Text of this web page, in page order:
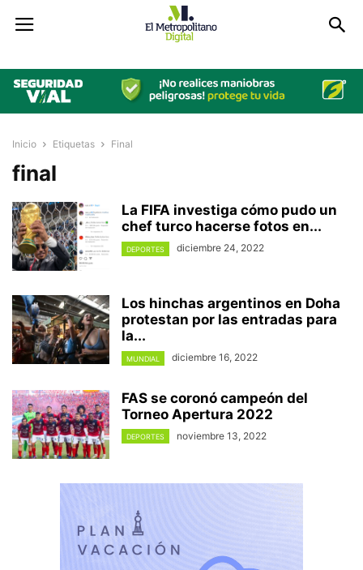
Inicio Etiquetas Final
final
La FIFA investiga cómo pudo un
chef turco hacerse fotos en...
DEPORTES diciembre 24, 2022
Los hinchas argentinos en Doha
protestan por las entradas para
la...
MUNDIAL diciembre 16, 2022
FAS se coronó campeón del
Torneo Apertura 2022
DEPORTES noviembre 13, 2022